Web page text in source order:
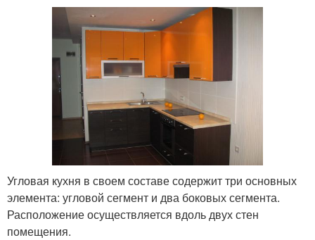
Угловая кухня в своем составе содержит три основных
элемента: угловой сегмент и два боковых сегмента.
Расположение осуществляется вдоль двух стен
помещения.